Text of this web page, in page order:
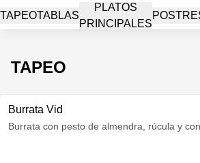
TAPEOTABLAS
PLATOS
PRINCIPALES
TAPEO
Burrata Vid
Burrata con pesto de almendra, rúcula y